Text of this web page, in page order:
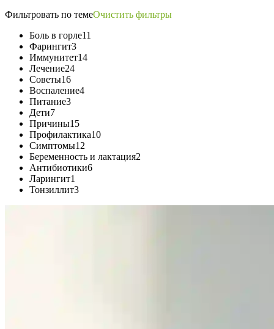
Фильтровать по темеОчистить фильтры
Боль в горле11
Фарингит3
Иммунитет14
Лечение24
Советы16
Воспаление4
Питание3
Дети7
Причины15
Профилактика10
Симптомы12
Беременность и лактация2
Антибиотики6
Ларингит1
Тонзиллит3